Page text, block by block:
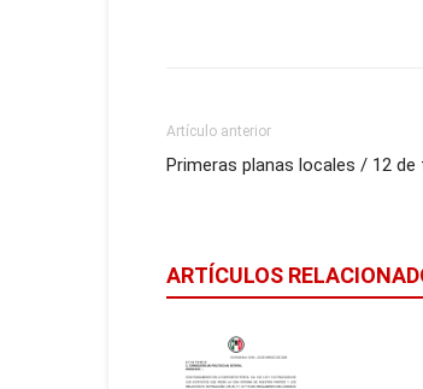
Artículo anterior
Primeras planas locales / 12 de
ARTÍCULOS